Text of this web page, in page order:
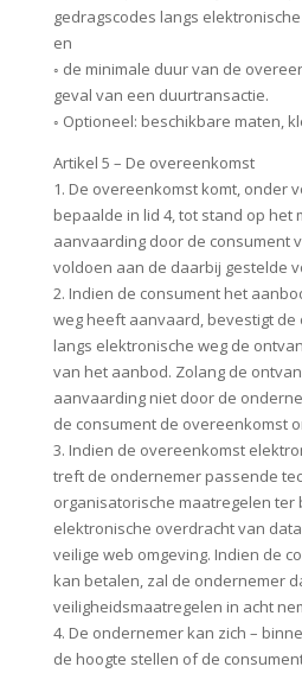
gedragscodes langs
en
◦ de minimale duur van de
geval van een duurtransactie.
◦ Optioneel: beschikbare maten,
Artikel 5 – De overeenkomst
1. De overeenkomst komt, onder
bepaalde in lid 4, tot stand op het
aanvaarding door de consument
voldoen aan de daarbij gestelde
2. Indien de consument het
weg heeft aanvaard, bevestigt
langs elektronische weg de
van het aanbod. Zolang de
aanvaarding niet door de
de consument de overeenkomst
3. Indien de overeenkomst
treft de ondernemer passende
organisatorische maatregelen ter
elektronische overdracht van
veilige web omgeving. Indien de
kan betalen, zal de ondernemer
veiligheidsmaatregelen in acht
4. De ondernemer kan zich –
de hoogte stellen of de